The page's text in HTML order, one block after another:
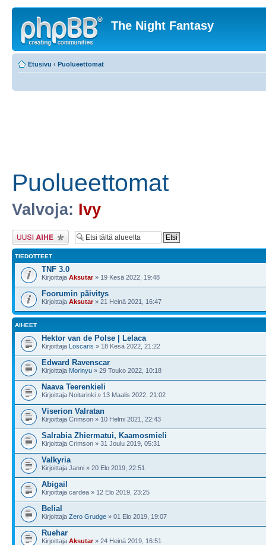
The Night Fantasy
Etusivu ‹ Puolueettomat
Puolueettomat
Valvoja: Ivy
Lähetä uusi viesti
TIEDOTTEET
TNF 3.0
Kirjoittaja Aksutar» 19 Kesä 2022, 19:48
Foorumin päivitys
Kirjoittaja Aksutar» 21 Heinä 2021, 16:47
AIHEET
Hektor van de Polse | Lelaca
Kirjoittaja Loscaris » 18 Kesä 2022, 21:22
Edward Ravenscar
Kirjoittaja Morinyu » 29 Touko 2022, 10:18
Naava Teerenkieli
Kirjoittaja Noitarinki » 13 Maalis 2022, 21:02
Viserion Valratan
Kirjoittaja Crimson » 10 Helmi 2021, 22:43
Salrabia Zhiermatui, Kaamosmieli
Kirjoittaja Crimson » 31 Joulu 2019, 05:31
Valkyria
Kirjoittaja Janni » 20 Elo 2019, 22:51
Abigail
Kirjoittaja cardea » 12 Elo 2019, 23:25
Belial
Kirjoittaja Zero Grudge » 01 Elo 2019, 19:07
Ruehar
Kirjoittaja Aksutar» 24 Heinä 2019, 16:51